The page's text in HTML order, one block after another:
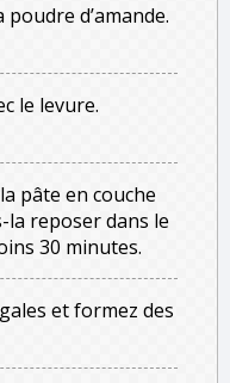
d’amande.
le levure.
pâte en couche
la reposer dans le
30 minutes.
et formez des